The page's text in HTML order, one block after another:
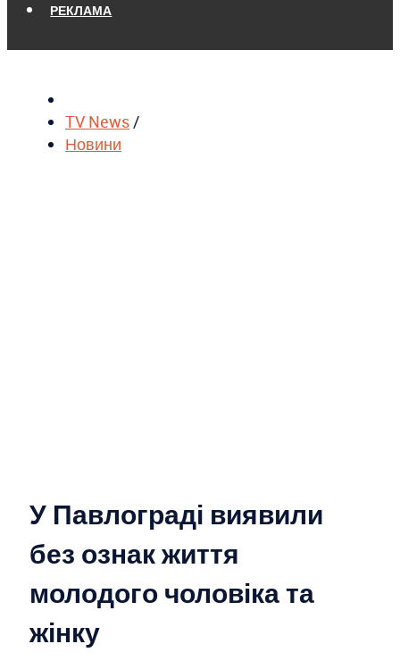
РЕКЛАМА
TV News/
Новини
У Павлограді виявили
без ознак життя
молодого чоловіка та
жінку